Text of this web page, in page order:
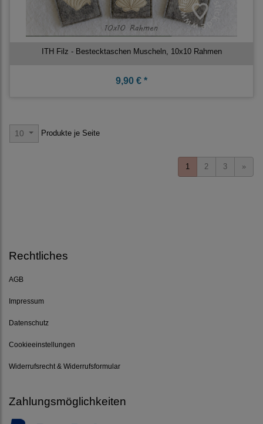
ITH Filz - Bestecktaschen Muscheln, 10x10 Rahmen
9,90 € *
10 Produkte je Seite
1 2 3 »
Rechtliches
AGB
Impressum
Datenschutz
Cookieeinstellungen
Widerrufsrecht & Widerrufsformular
Zahlungsmöglichkeiten